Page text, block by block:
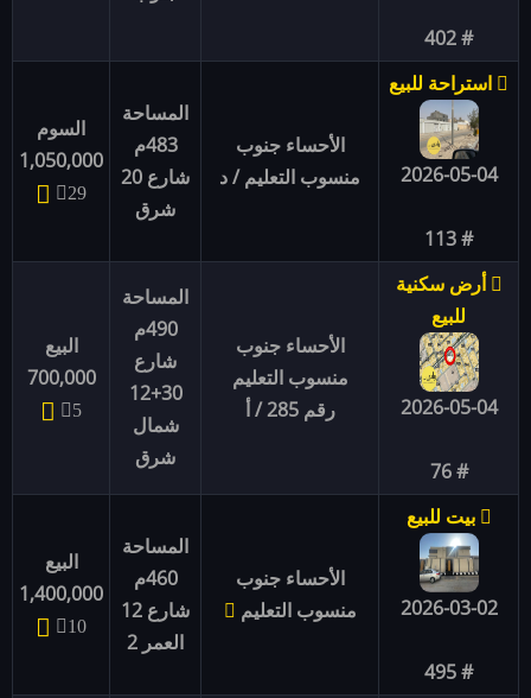
# 402
استراحة للبيع
2026-05-04
# 113
الأحساء جنوب
منسوب التعليم / د
المساحة
483م
شارع 20
شرق
السوم
1,050,000
29
أرض سكنية
للبيع
2026-05-04
# 76
الأحساء جنوب
منسوب التعليم
رقم 285 / أ
المساحة
490م
شارع
30+12
شمال
شرق
البيع
700,000
5
بيت للبيع
2026-03-02
# 495
الأحساء جنوب
منسوب التعليم
المساحة
460م
شارع 12
العمر 2
البيع
1,400,000
10